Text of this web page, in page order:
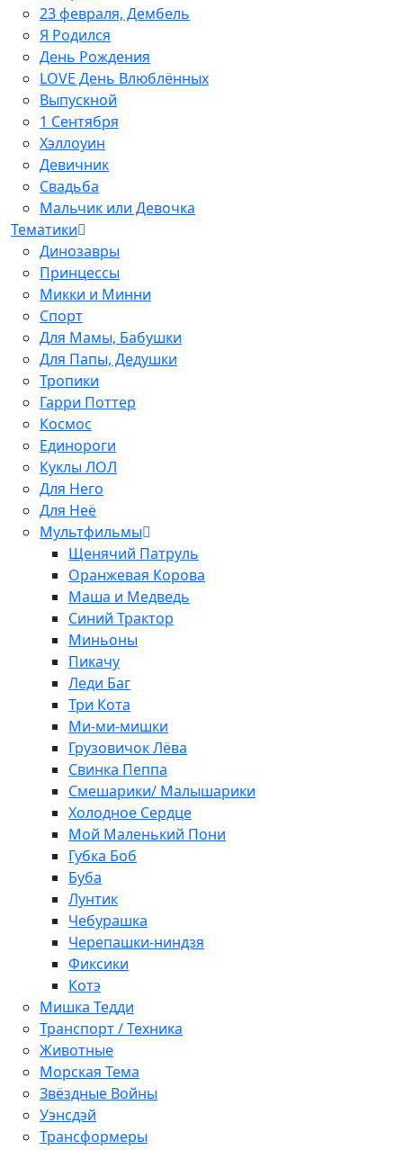
23 февраля, Дембель
Я Родился
День Рождения
LOVE День Влюблённых
Выпускной
1 Сентября
Хэллоуин
Девичник
Свадьба
Мальчик или Девочка
Тематики
Динозавры
Принцессы
Микки и Минни
Спорт
Для Мамы, Бабушки
Для Папы, Дедушки
Тропики
Гарри Поттер
Космос
Единороги
Куклы ЛОЛ
Для Него
Для Неё
Мультфильмы
Щенячий Патруль
Оранжевая Корова
Маша и Медведь
Синий Трактор
Миньоны
Пикачу
Леди Баг
Три Кота
Ми-ми-мишки
Грузовичок Лёва
Свинка Пеппа
Смешарики/ Малышарики
Холодное Сердце
Мой Маленький Пони
Губка Боб
Буба
Лунтик
Чебурашка
Черепашки-ниндзя
Фиксики
Котэ
Мишка Тедди
Транспорт / Техника
Животные
Морская Тема
Звёздные Войны
Уэнсдэй
Трансформеры